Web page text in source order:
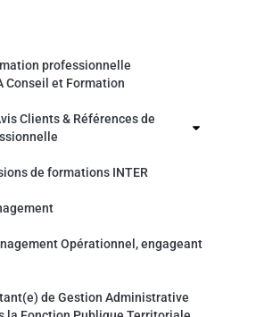
professionnelle
Conseil et Formation
Clients & Références de
de formations INTER
Opérationnel, engageant
de Gestion Administrative